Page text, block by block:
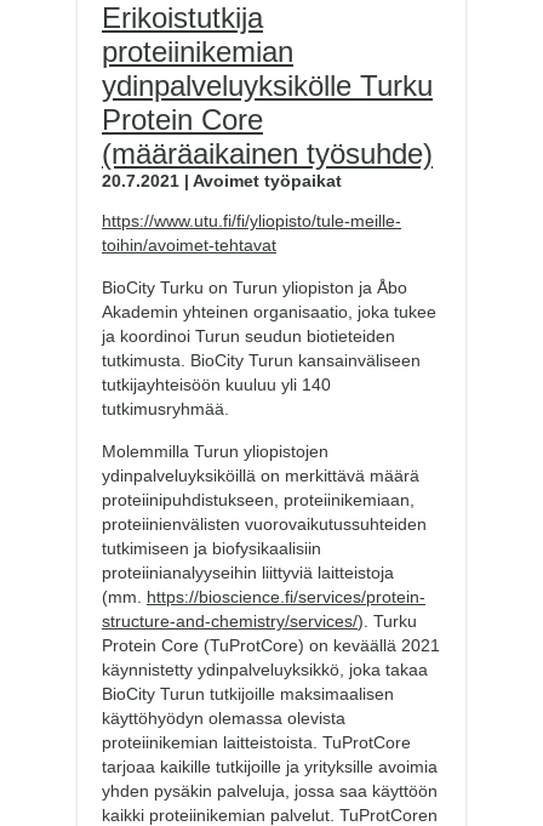
Erikoistutkija
proteiinikemian
ydinpalveluyksikölle Turku
Protein Core
(määräaikainen työsuhde)
20.7.2021 | Avoimet työpaikat
https://www.utu.fi/fi/yliopisto/tule-meille-
toihin/avoimet-tehtavat
BioCity Turku on Turun yliopiston ja Åbo
Akademin yhteinen organisaatio, joka tukee
ja koordinoi Turun seudun biotieteiden
tutkimusta. BioCity Turun kansainväliseen
tutkijayhteisöön kuuluu yli 140
tutkimusryhmää.
Molemmilla Turun yliopistojen
ydinpalveluyksiköillä on merkittävä määrä
proteiinipuhdistukseen, proteiinikemiaan,
proteiinienvälisten vuorovaikutussuhteiden
tutkimiseen ja biofysikaalisiin
proteiinianalyyseihin liittyviä laitteistoja
(mm. https://bioscience.fi/services/protein-
structure-and-chemistry/services/). Turku
Protein Core (TuProtCore) on keväällä 2021
käynnistetty ydinpalveluyksikkö, joka takaa
BioCity Turun tutkijoille maksimaalisen
käyttöhyödyn olemassa olevista
proteiinikemian laitteistoista. TuProtCore
tarjoaa kaikille tutkijoille ja yrityksille avoimia
yhden pysäkin palveluja, jossa saa käyttöön
kaikki proteiinikemian palvelut. TuProtCoren